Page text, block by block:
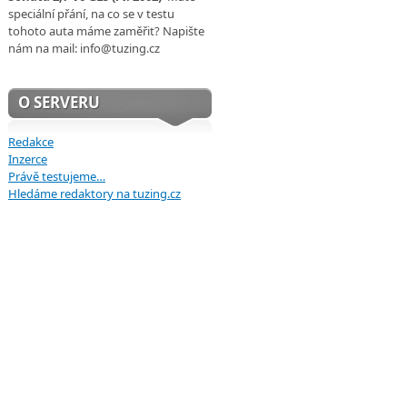
speciální přání, na co se v testu
tohoto auta máme zaměřit? Napište
nám na mail: info@tuzing.cz
O SERVERU
Redakce
Inzerce
Právě testujeme…
Hledáme redaktory na tuzing.cz